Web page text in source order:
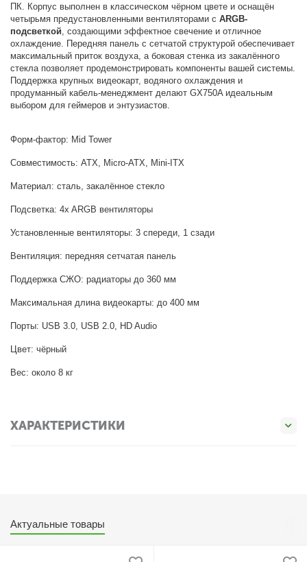
ПК. Корпус выполнен в классическом чёрном цвете и оснащён
четырьмя предустановленными вентиляторами сARGB-
подсветкой, создающими эффектное свечение и отличное
охлаждение. Передняя панель с сетчатой структурой обеспечивает
максимальный приток воздуха, а боковая стенка из закалённого
стекла позволяет продемонстрировать компоненты вашей системы.
Поддержка крупных видеокарт, водяного охлаждения и
продуманный кабель-менеджмент делают GX750A идеальным
выбором для геймеров и энтузиастов.
Форм-фактор: Mid Tower
Совместимость: ATX, Micro-ATX, Mini-ITX
Материал: сталь, закалённое стекло
Подсветка: 4x ARGB вентиляторы
Установленные вентиляторы: 3 спереди, 1 сзади
Вентиляция: передняя сетчатая панель
Поддержка СЖО: радиаторы до 360 мм
Максимальная длина видеокарты: до 400 мм
Порты: USB 3.0, USB 2.0, HD Audio
Цвет: чёрный
Вес: около 8 кг
ХАРАКТЕРИСТИКИ
Актуальные товары